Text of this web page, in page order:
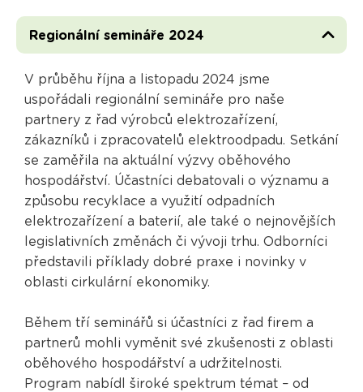
Regionální semináře 2024
V průběhu října a listopadu 2024 jsme
uspořádali regionální semináře pro naše
partnery z řad výrobců elektrozařízení,
zákazníků i zpracovatelů elektroodpadu. Setkání
se zaměřila na aktuální výzvy oběhového
hospodářství. Účastníci debatovali o významu a
způsobu recyklace a využití odpadních
elektrozařízení a baterií, ale také o nejnovějších
legislativních změnách či vývoji trhu. Odborníci
představili příklady dobré praxe i novinky v
oblasti cirkulární ekonomiky.
Během tří seminářů si účastníci z řad firem a
partnerů mohli vyměnit své zkušenosti z oblasti
oběhového hospodářství a udržitelnosti.
Program nabídl široké spektrum témat – od